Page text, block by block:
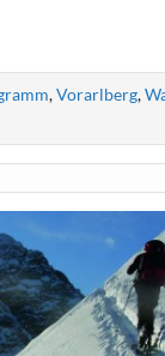
,Vorarlberg,